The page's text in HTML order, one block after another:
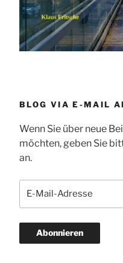
BLOG VIA E-MAIL
Wenn Sie über neue
möchten, geben Sie
an.
Mail-
Abonnieren